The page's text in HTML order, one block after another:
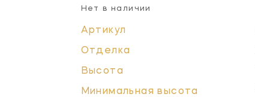
Нет в наличии
Артикул
Отделка
Высота
Минимальная высота